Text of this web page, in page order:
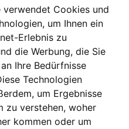
verwendet Cookies und
um Ihnen ein
Erlebnis zu
die Werbung, die Sie
Ihre Bedürfnisse
Technologien
um Ergebnisse
zu verstehen, woher
kommen oder um
Liezen
BLO24.at werben?
(0)664 2226600